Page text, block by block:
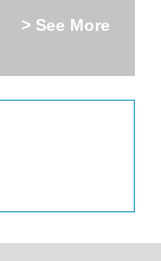
> See More